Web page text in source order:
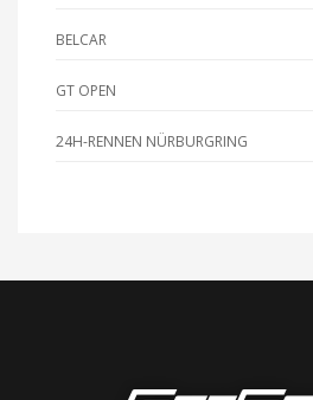
BELCAR
GT OPEN
24H-RENNEN NÜRBURGRING